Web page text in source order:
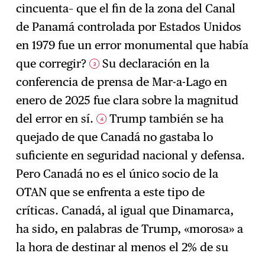
cincuenta– que el fin de la zona del Canal
de Panamá controlada por Estados Unidos
en 1979 fue un error monumental que había
que corregir? 3
Su declaración en la
conferencia de prensa de Mar-a-Lago en
enero de 2025 fue clara sobre la magnitud
del error en sí. 4
Trump también se ha
quejado de que Canadá no gastaba lo
suficiente en seguridad nacional y defensa.
Pero Canadá no es el único socio de la
OTAN que se enfrenta a este tipo de
críticas. Canadá, al igual que Dinamarca,
ha sido, en palabras de Trump, «morosa» a
la hora de destinar al menos el 2% de su